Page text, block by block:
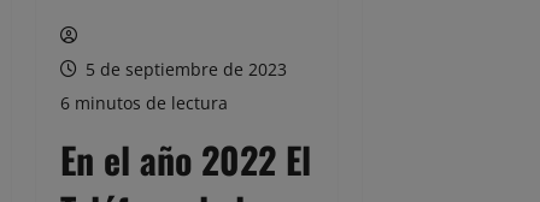
5 de septiembre de 2023
6 minutos de lectura
En el año 2022 El